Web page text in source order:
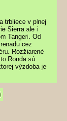
trbliece v plnej
Sierra ale i
Tangeri. Od
cez
Rozžiarené
Ronda sú
výzdoba je